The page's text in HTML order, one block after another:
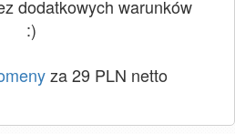
dodatkowych warunków
:)
za 29 PLN netto